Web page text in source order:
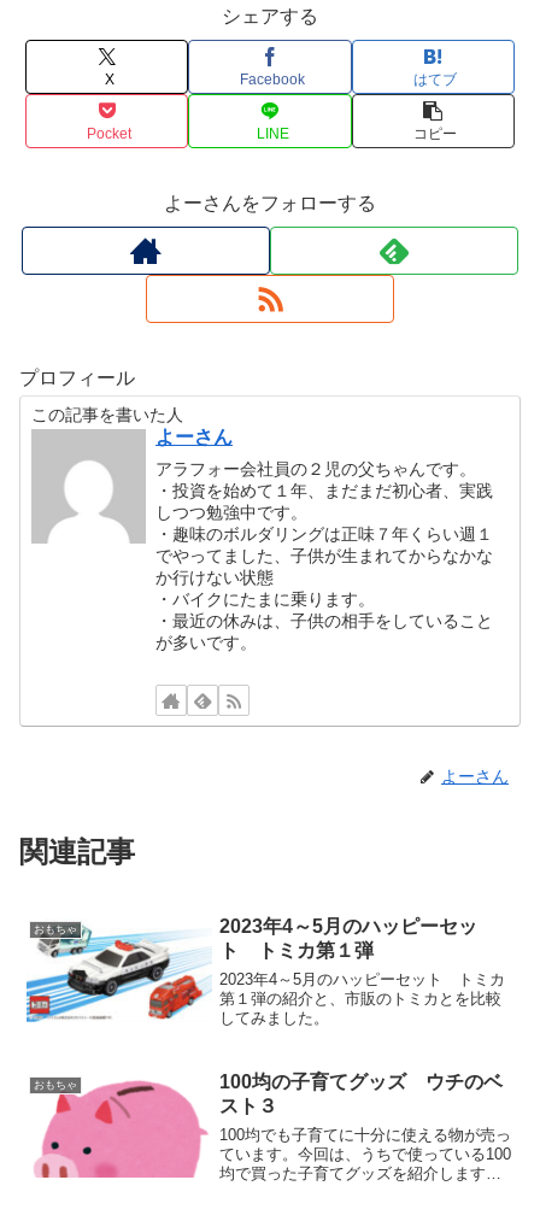
シェアする
X Facebook はてブ
Pocket LINE コピー
よーさんをフォローする
プロフィール
この記事を書いた人
よーさん
アラフォー会社員の２児の父ちゃんです。
・投資を始めて１年、まだまだ初心者、実践
しつつ勉強中です。
・趣味のボルダリングは正味７年くらい週１
でやってました、子供が生まれてからなかな
か行けない状態
・バイクにたまに乗ります。
・最近の休みは、子供の相手をしていること
が多いです。
よーさん
関連記事
おもちゃ
2023年4～5月のハッピーセッ
ト トミカ第１弾
2023年4～5月のハッピーセット トミカ
第１弾の紹介と、市販のトミカとを比較
してみました。
おもちゃ
100均の子育てグッズ ウチのベ
スト３
100均でも子育てに十分に使える物が売っ
ています。今回は、うちで使っている100
均で買った子育てグッズを紹介します。